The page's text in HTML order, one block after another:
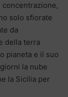
concentrazione,
solo sfiorate
da
della terra
pianeta e il suo
la nube
la Sicilia per